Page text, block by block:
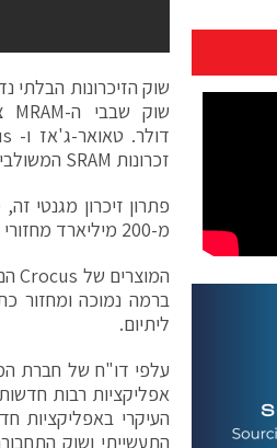
שוק שבבי ה-MRAM
דולר.
זכרונות SRAM המשולבים יחד עם זיכרון בלתי נדיף (NVM) .
פתרון זיכרון מגנטי
מ-200 מיליארד מחזורי קריאה וכתיבה על מוצר של 4 מגה ביט של זיכרון.
ברמה נמוכה ומחזור
ליתיום.
אפליקציות רבות
העיקרי באפליקציות
התעשייתי ושוק